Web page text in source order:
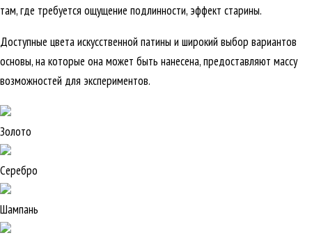
там, где требуется ощущение подлинности, эффект старины.
Доступные цвета искусственной патины и широкий выбор вариантов
основы, на которые она может быть нанесена, предоставляют массу
возможностей для экспериментов.
Золото
Серебро
Шампань